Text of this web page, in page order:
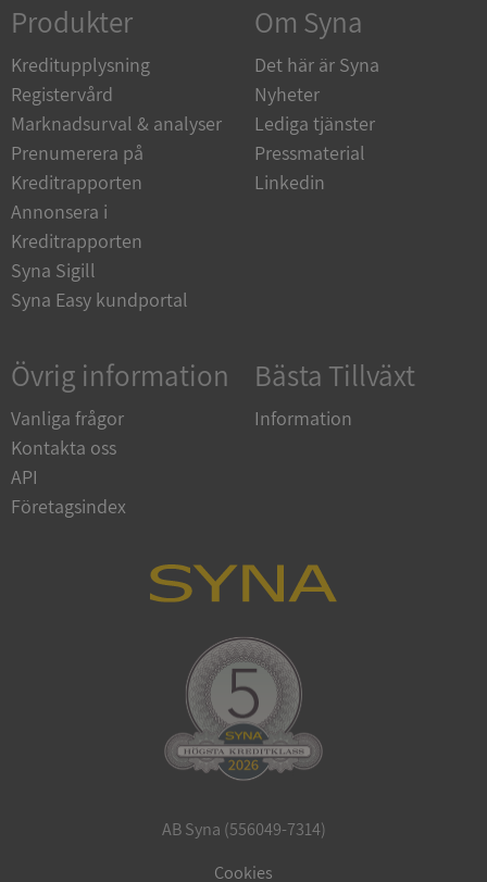
Produkter
Kreditupplysning
Registervård
Marknadsurval & analyser
Prenumerera på
Kreditrapporten
Annonsera i
Kreditrapporten
Syna Sigill
Syna Easy kundportal
Om Syna
Det här är Syna
Nyheter
Lediga tjänster
Pressmaterial
Linkedin
Övrig information
Vanliga frågor
Kontakta oss
API
Företagsindex
Bästa Tillväxt
Information
AB Syna (556049-7314)
Cookies
Corporation
.syna.se
__RequestVerificationToken
CookieScriptConsent
CookieScript
.syna.se
_GRECAPTCHA
Google LLC
www.google.com